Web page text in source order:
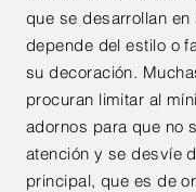
que se desarrollan en
depende del estilo o
su decoración.
procuran limitar al
adornos para que no
atención y se desvíe
principal, que es de